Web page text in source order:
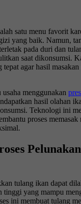
satu menu favorit
yang baik. Namun,
pada duri dan
saat dikonsumsi.
agar hasil
menggunakan
hasil olahan
Teknologi ini
proses
tulang ikan dapat
tinggi yang mampu
ini membuat tulang